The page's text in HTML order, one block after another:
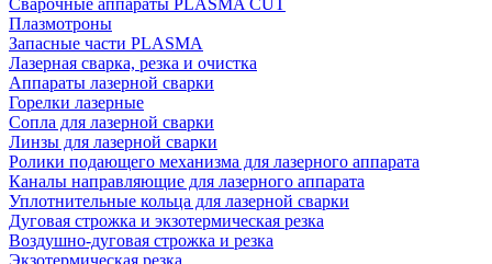
Сварочные аппараты PLASMA CUT
Плазмотроны
Запасные части PLASMA
Лазерная сварка, резка и очистка
Аппараты лазерной сварки
Горелки лазерные
Сопла для лазерной сварки
Линзы для лазерной сварки
Ролики подающего механизма для лазерного аппарата
Каналы направляющие для лазерного аппарата
Уплотнительные кольца для лазерной сварки
Дуговая строжка и экзотермическая резка
Воздушно-дуговая строжка и резка
Экзотермическая резка